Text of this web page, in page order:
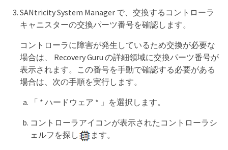
SANtricity System Manager で、交換するコントローラ
キャニスターの交換パーツ番号を確認します。
コントローラに障害が発生しているため交換が必要な
場合は、 Recovery Guru の詳細領域に交換パーツ番号が
表示されます。この番号を手動で確認する必要がある
場合は、次の手順を実行します。
「 * ハードウェア * 」を選択します。
コントローラアイコンが表示されたコントローラシ
ェルフを探し
ます。